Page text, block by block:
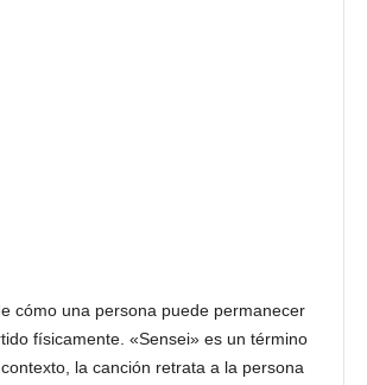
cómo una persona puede permanecer
físicamente. «Sensei» es un término
la canción retrata a la persona